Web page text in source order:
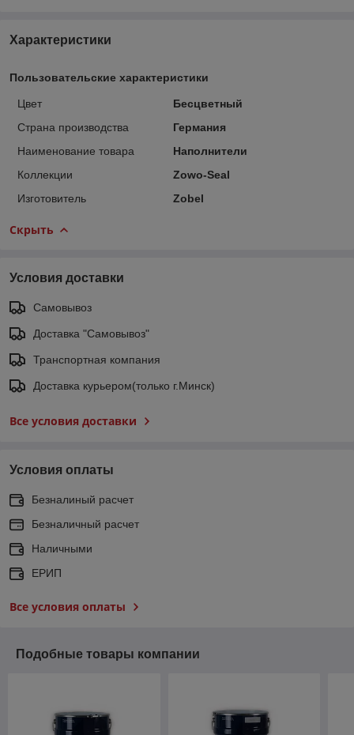
Характеристики
Пользовательские характеристики
Цвет
Бесцветный
Страна производства
Германия
Наименование товара
Наполнители
Коллекции
Zowo-Seal
Изготовитель
Zobel
Скрыть
Условия доставки
Самовывоз
Доставка "Самовывоз"
Транспортная компания
Доставка курьером(только г.Минск)
Все условия доставки
Условия оплаты
Безналиный расчет
Безналичный расчет
Наличными
ЕРИП
Все условия оплаты
Подобные товары компании